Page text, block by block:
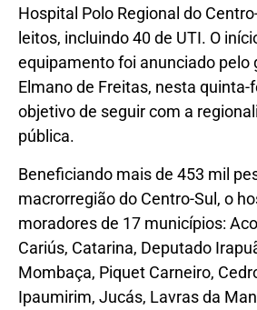
Hospital Polo Regional do
leitos, incluindo 40 de UTI. O
equipamento foi anunciado pelo
Elmano de Freitas, nesta quinta-
objetivo de seguir com a
pública.
Beneficiando mais de 453 mil
macrorregião do Centro-Sul, o
moradores de 17 municípios:
Cariús, Catarina, Deputado
Mombaça, Piquet Carneiro,
Ipaumirim, Jucás, Lavras da